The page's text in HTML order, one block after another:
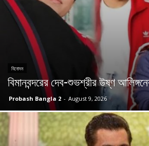
বিনোদন
বিমানবন্দরের দেব-শুভশ্রীর উষ্ণ
Probash Bangla 2 - August 9, 2026